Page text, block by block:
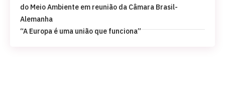
do Meio Ambiente em reunião da Câmara Brasil-
Alemanha
“A Europa é uma união que funciona”